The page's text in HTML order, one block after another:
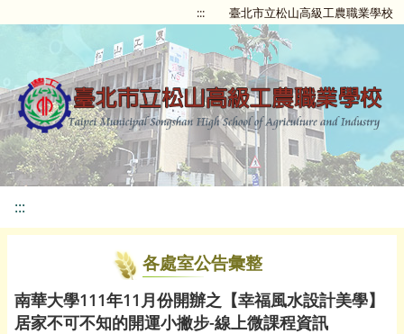
::: 臺北市立松山高級工農職業學校
:::
各處室公告彙整
南華大學111年11月份開辦之【幸福風水設計美學】
居家不可不知的開運小撇步-線上微課程資訊